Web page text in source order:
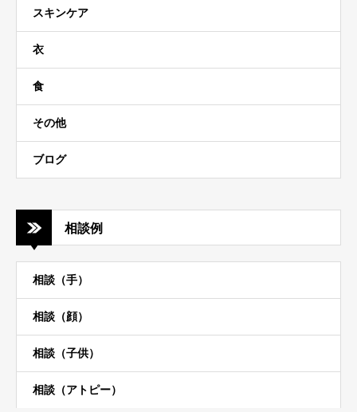
スキンケア
衣
食
その他
ブログ
相談例
相談（手）
相談（顔）
相談（子供）
相談（アトピー）